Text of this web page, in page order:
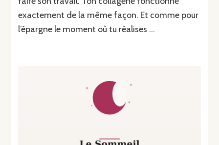
exactement de la même façon. Et comme pour
l’épargne le moment où tu réalises …